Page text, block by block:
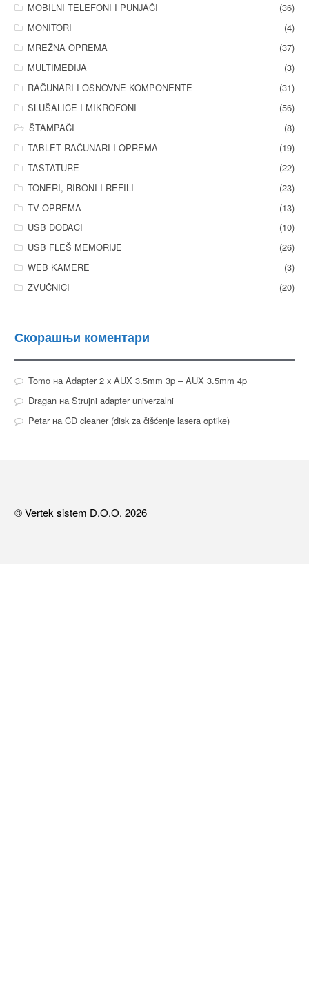
MOBILNI TELEFONI I PUNJAČI
(36)
MONITORI
(4)
MREŽNA OPREMA
(37)
MULTIMEDIJA
(3)
RAČUNARI I OSNOVNE KOMPONENTE
(31)
SLUŠALICE I MIKROFONI
(56)
ŠTAMPAČI
(8)
TABLET RAČUNARI I OPREMA
(19)
TASTATURE
(22)
TONERI, RIBONI I REFILI
(23)
TV OPREMA
(13)
USB DODACI
(10)
USB FLEŠ MEMORIJE
(26)
WEB KAMERE
(3)
ZVUČNICI
(20)
Скорашњи коментари
Tomoна Adapter 2 x AUX 3.5mm 3p – AUX 3.5mm 4p
Draganна Strujni adapter univerzalni
Petarна CD cleaner (disk za čišćenje lasera optike)
© Vertek sistem D.O.O. 2026